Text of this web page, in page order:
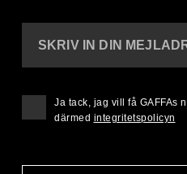
SKRIV IN DIN
Ja tack, jag vill få GAFFAs
därmed integritetspolicyn